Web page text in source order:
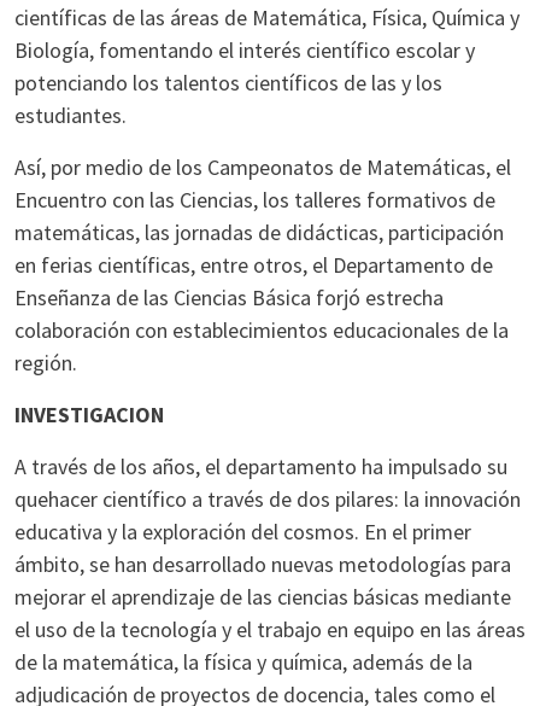
científicas de las áreas de Matemática, Física, Química y
Biología, fomentando el interés científico escolar y
potenciando los talentos científicos de las y los
estudiantes.
Así, por medio de los Campeonatos de Matemáticas, el
Encuentro con las Ciencias, los talleres formativos de
matemáticas, las jornadas de didácticas, participación
en ferias científicas, entre otros, el Departamento de
Enseñanza de las Ciencias Básica forjó estrecha
colaboración con establecimientos educacionales de la
región.
INVESTIGACION
A través de los años, el departamento ha impulsado su
quehacer científico a través de dos pilares: la innovación
educativa y la exploración del cosmos. En el primer
ámbito, se han desarrollado nuevas metodologías para
mejorar el aprendizaje de las ciencias básicas mediante
el uso de la tecnología y el trabajo en equipo en las áreas
de la matemática, la física y química, además de la
adjudicación de proyectos de docencia, tales como el